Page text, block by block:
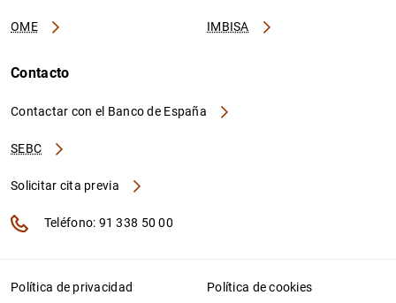
OME IMBISA
Contacto
Contactar con el Banco de España
SEBC
Solicitar cita previa
Teléfono: 91 338 50 00
Política de privacidad Política de cookies